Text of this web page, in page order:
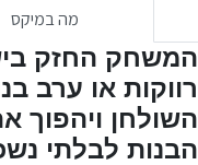
מה במיקס
המשחק החזק
רווקות או ערב
השולחן ויהפוך
הבנות לבלתי